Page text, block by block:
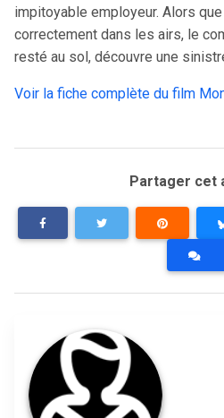
impitoyable employeur. Alors
correctement dans les airs, le
resté au sol, découvre une
Voir la fiche complète du film
Partager cet